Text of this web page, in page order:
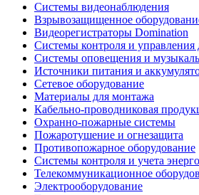
Системы видеонаблюдения
Взрывозащищенное
Видеорегистраторы Domination
Системы контроля и управления
Системы оповещения и
Источники питания и
Сетевое оборудование
Материалы для монтажа
Кабельно-проводниковая
Охранно-пожарные системы
Пожаротушение и огнезащита
Противопожарное оборудование
Системы контроля и учета
Телекоммуникационное
Электрооборудование